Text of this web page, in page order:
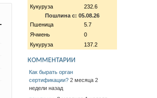
Кукуруза
232.6
Пошлина с: 05.08.26
Пшеница
5.7
Ячмень
0
Кукуруза
137.2
КОММЕНТАРИИ
Как бырать орган
сертификации? 2 месяца 2
недели назад